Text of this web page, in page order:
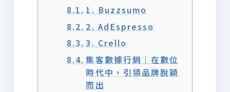
1. Buzzsumo
2. AdEspresso
3. Crello
集客數據行銷｜在數位
時代中，引領品牌脫穎
而出